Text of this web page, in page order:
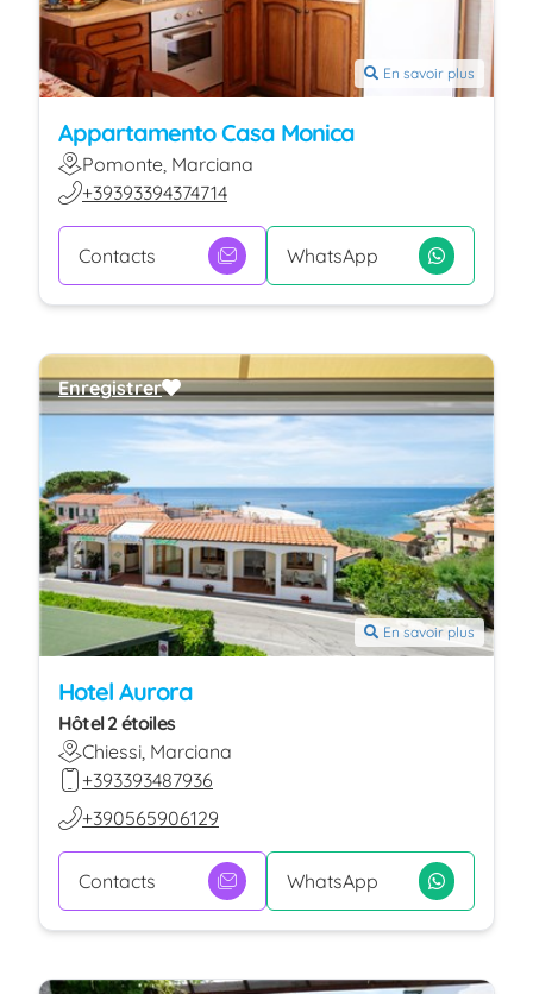
En savoir plus
Appartamento Casa Monica
Pomonte, Marciana
+39393394374714
Contacts WhatsApp
En savoir plus
Hotel Aurora
Hôtel 2 étoiles
Chiessi, Marciana
+393393487936
+390565906129
Contacts WhatsApp
Enregistrer